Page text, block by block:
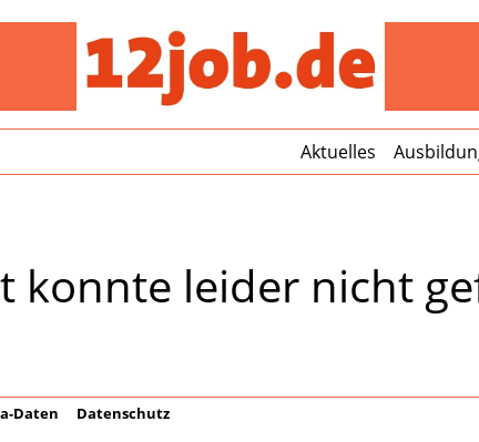
Aktuelles
konnte leider nicht
Daten Datenschutz